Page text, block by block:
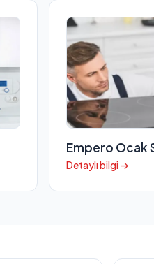
Empero Ocak
Detaylı bilgi →